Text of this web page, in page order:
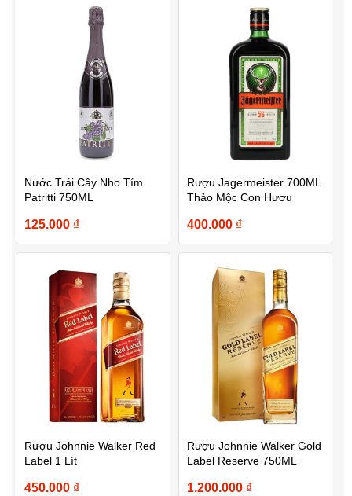
Nước Trái Cây Nho Tím
Patritti 750ML
125.000 ₫
Rượu Jagermeister 700ML
Thảo Mộc Con Hươu
400.000 ₫
Rượu Johnnie Walker Red
Label 1 Lít
450.000 ₫
Rượu Johnnie Walker Gold
Label Reserve 750ML
1.200.000 ₫